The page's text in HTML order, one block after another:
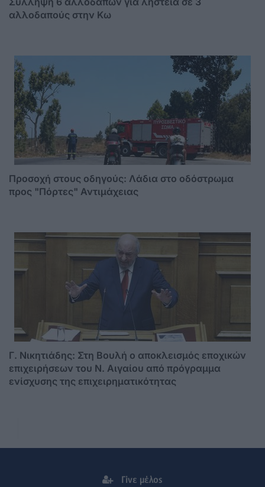
αλλοδαπούς στην Κω
Προσοχή στους οδηγούς: Λάδια στο οδόστρωμα
προς "Πόρτες" Αντιμάχειας
Γ. Νικητιάδης: Στη Βουλή ο αποκλεισμός εποχικών
επιχειρήσεων του Ν. Αιγαίου από πρόγραμμα
ενίσχυσης της επιχειρηματικότητας
Γίνε μέλος